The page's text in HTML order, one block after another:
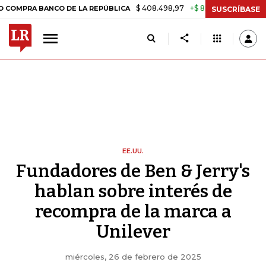
DE LA REPÚBLICA $ 408.498,97 +$ 8.753,81 +2,19% TASA
SUSCRÍBASE
EE.UU.
Fundadores de Ben & Jerry's
hablan sobre interés de
recompra de la marca a
Unilever
miércoles, 26 de febrero de 2025